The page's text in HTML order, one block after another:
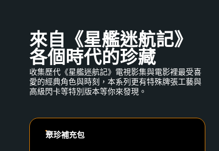
來自《星艦迷航記》
各個時代的珍藏
收集歷代《星艦迷航記》電視影集與電影裡最受喜
愛的經典角色與時刻，本系列更有特殊牌張工藝與
高級閃卡等特別版本等你來發現。
聚珍補充包